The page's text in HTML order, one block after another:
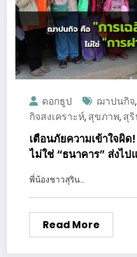
ดอกธูป ฌาปนกิจ,
กิจสงเคราะห์, สุขภาพ, สุ
เตือนภัยความเข้าใจผิ
ไม่ใช่ “ธนาคาร” ส่งไ
พี่น้องชาวสุริน…
Read More